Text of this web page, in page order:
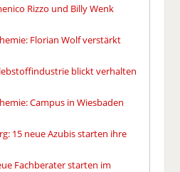
Rizzo und Billy Wenk
Florian Wolf verstärkt
blickt verhalten
Campus in Wiesbaden
15 neue Azubis starten ihre
Fachberater starten im